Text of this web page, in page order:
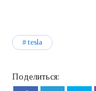
tesla
Поделиться: